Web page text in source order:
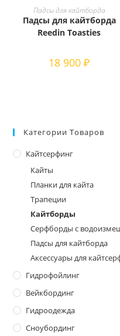
ВЫБЕРИТЕ ПАРАМЕТРЫ
товар
имеет
несколько
вариаций.
Опции
на
Падсы для кайтборда
Падсы для кайтборда
Reedin Toasties
18 900₽
Категории Товаров
Кайтсерфинг
Кайты
Планки для кайта
Трапеции
Кайтборды
Серфборды с
Падсы для кайтборда
Аксессуары для
Гидрофойлинг
Вейкбординг
Гидроодежда
Сноубординг